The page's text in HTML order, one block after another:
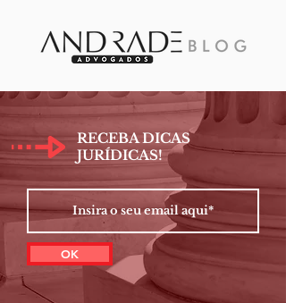
RECEBA DICAS
JURÍDICAS!
OK